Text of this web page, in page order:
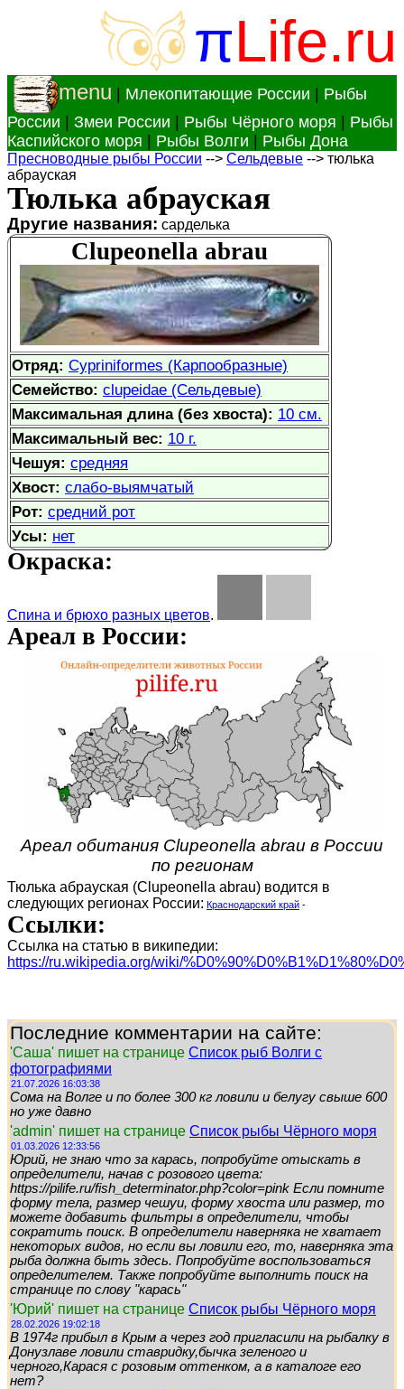
πLife.ru
menu Млекопитающие России
Рыбы
России
Змеи России Рыбы Чёрного моря
Рыбы
Каспийского моря
Рыбы Волги Рыбы Дона
Пресноводные рыбы России --> Сельдевые --> тюлька
абрауская
Тюлька абрауская
Другие названия: сарделька
Clupeonella abrau
Отряд: Cypriniformes (Карпообразные)
Семейство: clupeidae (Сельдевые)
Максимальная длина (без хвоста): 10 см.
Максимальный вес: 10 г.
Чешуя: средняя
Хвост: слабо-выямчатый
Рот: средний рот
Усы: нет
Окраска:
Спина и брюхо разных цветов.
Ареал в России:
Ареал обитания Clupeonella abrau в России
по регионам
Тюлька абрауская (Clupeonella abrau) водится в
следующих регионах России: Краснодарский край -
Ссылки:
Ссылка на статью в википедии:
https://ru.wikipedia.org/wiki/
Последние комментарии на сайте:
'Саша' пишет на странице Список рыб Волги с
фотографиями
21.07.2026 16:03:38
Сома на Волге и по более 300 кг ловили и белугу свыше 600
но уже давно
'admin' пишет на странице Список рыбы Чёрного моря
01.03.2026 12:33:56
Юрий, не знаю что за карась, попробуйте отыскать в
определители, начав с розового цвета:
https://pilife.ru/fish_determinator.php?color=pink Если помните
форму тела, размер чешуи, форму хвоста или размер, то
можете добавить фильтры в определители, чтобы
сократить поиск. В определители наверняка не хватает
некоторых видов, но если вы ловили его, то, наверняка эта
рыба должна быть здесь. Попробуйте воспользоваться
определителем. Также попробуйте выполнить поиск на
странице по слову "карась"
'Юрий' пишет на странице Список рыбы Чёрного моря
28.02.2026 19:02:18
В 1974г прибыл в Крым а через год пригласили на рыбалку в
Донузлаве ловили ставридку,бычка зеленого и
черного,Карася с розовым оттенком, а в каталоге его
нет?